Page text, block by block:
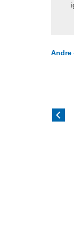
Andre
lakk